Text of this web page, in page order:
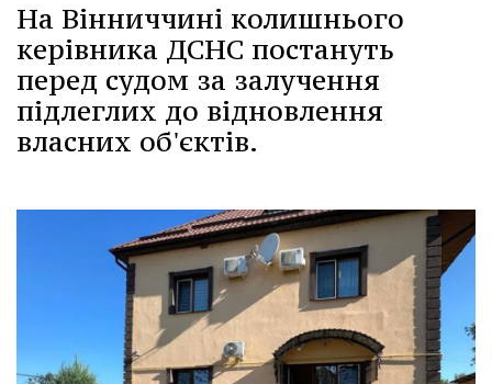
На Вінниччині колишнього
керівника ДСНС постануть
перед судом за залучення
підлеглих до відновлення
власних об'єктів.